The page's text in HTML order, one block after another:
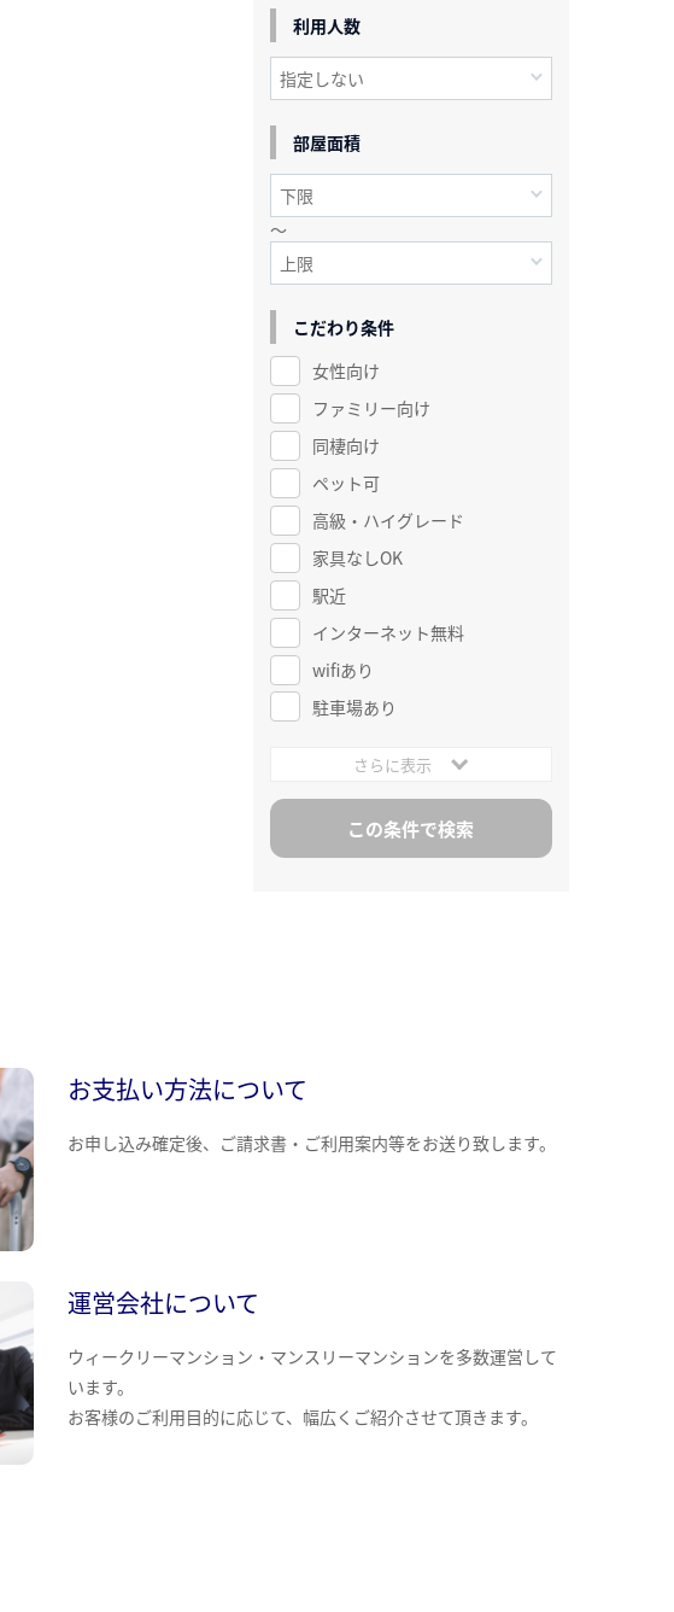
利用人数
部屋面積
～
こだわり条件
女性向け
ファミリー向け
同棲向け
ペット可
高級・ハイグレード
家具なしOK
駅近
インターネット無料
wifiあり
駐車場あり
さらに表示
お支払い方法について
お申し込み確定後、ご請求書・ご利用案内等をお送り致します。
運営会社について
ウィークリーマンション・マンスリーマンションを多数運営して
います。
お客様のご利用目的に応じて、幅広くご紹介させて頂きます。